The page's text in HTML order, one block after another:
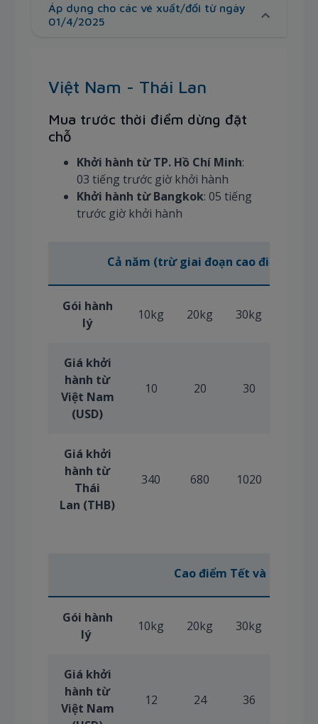
Áp dụng cho các vé xuất/đổi từ ngày
01/4/2025
Việt Nam - Thái Lan
Mua trước thời điểm dừng đặt
chỗ
Khởi hành từ TP. Hồ Chí Minh:
03 tiếng trước giờ khởi hành
Khởi hành từ Bangkok: 05 tiếng
trước giờ khởi hành
Cả năm (trừ giai đoạn cao điểm Tết
Gói hành
lý
10kg 20kg 30kg
Giá khởi
hành từ
Việt Nam
(USD)
10 20 30
Giá khởi
hành từ
Thái
Lan (THB)
340 680 1020
Cao điểm Tết và hè
Gói hành
lý
10kg 20kg 30kg
Giá khởi
hành từ
Việt Nam
12 24 36